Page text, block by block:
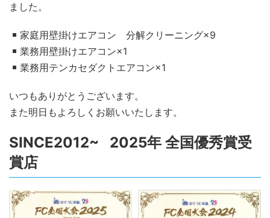
ました。
家庭用壁掛けエアコン 分解クリーニング×9
業務用壁掛けエアコン×1
業務用テンカセダクトエアコン×1
いつもありがとうございます。
また明日もよろしくお願いいたします。
SINCE2012~ 2025年 全国優秀賞受
賞店